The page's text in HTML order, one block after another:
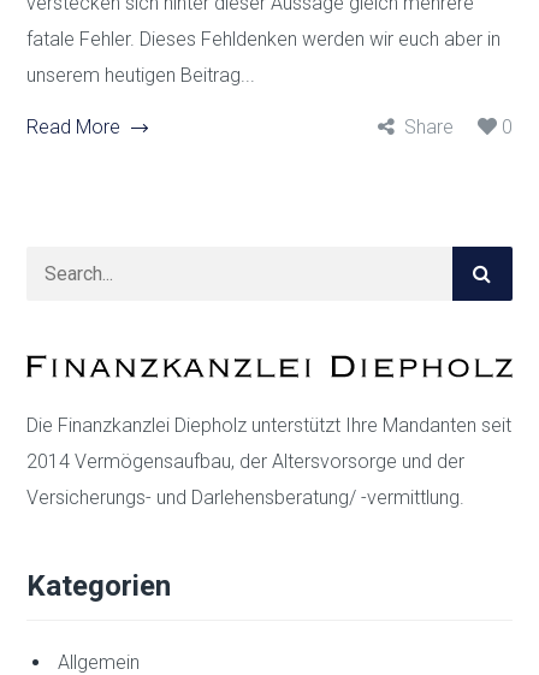
fatale Fehler. Dieses Fehldenken werden wir euch aber in
unserem heutigen Beitrag...
Read More Share 0
Die Finanzkanzlei Diepholz unterstützt Ihre Mandanten seit
2014 Vermögensaufbau, der Altersvorsorge und der
Versicherungs- und Darlehensberatung/ -vermittlung.
Kategorien
Allgemein